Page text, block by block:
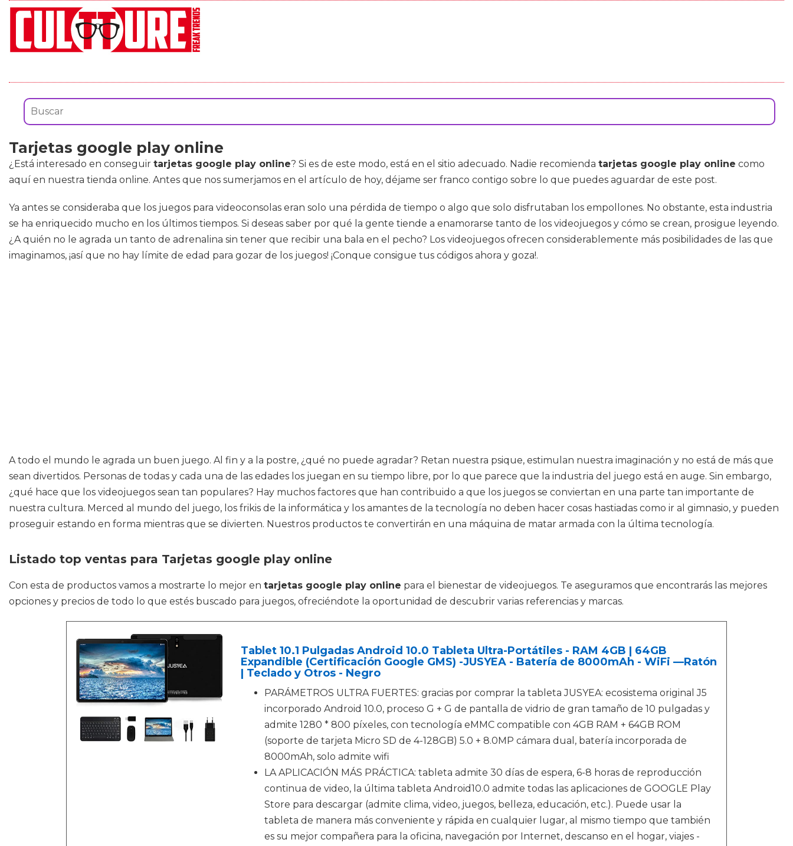
Tarjetas google play online
¿Está interesado en conseguir tarjetas google play online? Si es de este modo, está en el sitio adecuado. Nadie recomienda tarjetas google play online como
aquí en nuestra tienda online. Antes que nos sumerjamos en el artículo de hoy, déjame ser franco contigo sobre lo que puedes aguardar de este post.
Ya antes se consideraba que los juegos para videoconsolas eran solo una pérdida de tiempo o algo que solo disfrutaban los empollones. No obstante, esta industria
se ha enriquecido mucho en los últimos tiempos. Si deseas saber por qué la gente tiende a enamorarse tanto de los videojuegos y cómo se crean, prosigue leyendo.
¿A quién no le agrada un tanto de adrenalina sin tener que recibir una bala en el pecho? Los videojuegos ofrecen considerablemente más posibilidades de las que
imaginamos, ¡así que no hay límite de edad para gozar de los juegos! ¡Conque consigue tus códigos ahora y goza!.
A todo el mundo le agrada un buen juego. Al fin y a la postre, ¿qué no puede agradar? Retan nuestra psique, estimulan nuestra imaginación y no está de más que
sean divertidos. Personas de todas y cada una de las edades los juegan en su tiempo libre, por lo que parece que la industria del juego está en auge. Sin embargo,
¿qué hace que los videojuegos sean tan populares? Hay muchos factores que han contribuido a que los juegos se conviertan en una parte tan importante de
nuestra cultura. Merced al mundo del juego, los frikis de la informática y los amantes de la tecnología no deben hacer cosas hastiadas como ir al gimnasio, y pueden
proseguir estando en forma mientras que se divierten. Nuestros productos te convertirán en una máquina de matar armada con la última tecnología.
Listado top ventas para Tarjetas google play online
Con esta de productos vamos a mostrarte lo mejor en tarjetas google play online para el bienestar de videojuegos. Te aseguramos que encontrarás las mejores
opciones y precios de todo lo que estés buscado para juegos, ofreciéndote la oportunidad de descubrir varias referencias y marcas.
Tablet 10.1 Pulgadas Android 10.0 Tableta Ultra-Portátiles - RAM 4GB | 64GB
Expandible (Certificación Google GMS) -JUSYEA - Batería de 8000mAh - WiFi —Ratón
| Teclado y Otros - Negro
PARÁMETROS ULTRA FUERTES: gracias por comprar la tableta JUSYEA: ecosistema original J5
incorporado Android 10.0, proceso G + G de pantalla de vidrio de gran tamaño de 10 pulgadas y
admite 1280 * 800 píxeles, con tecnología eMMC compatible con 4GB RAM + 64GB ROM
(soporte de tarjeta Micro SD de 4-128GB) 5.0 + 8.0MP cámara dual, batería incorporada de
8000mAh, solo admite wifi
LA APLICACIÓN MÁS PRÁCTICA: tableta admite 30 días de espera, 6-8 horas de reproducción
continua de video, la última tableta Android10.0 admite todas las aplicaciones de GOOGLE Play
Store para descargar (admite clima, video, juegos, belleza, educación, etc.). Puede usar la
tableta de manera más conveniente y rápida en cualquier lugar, al mismo tiempo que también
es su mejor compañera para la oficina, navegación por Internet, descanso en el hogar, viajes -